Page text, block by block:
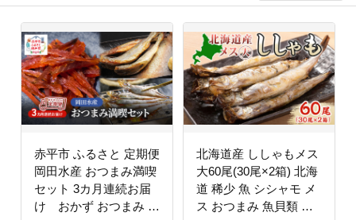
赤平市 ふるさと 定期便
岡田水産 おつまみ満喫
セット 3カ月連続お届
け おかず おつまみ 揚
北海道産 ししゃもメス
大60尾(30尾×2箱) 北海
道 稀少 魚 シシャモ メ
ス おつまみ 魚貝類 海